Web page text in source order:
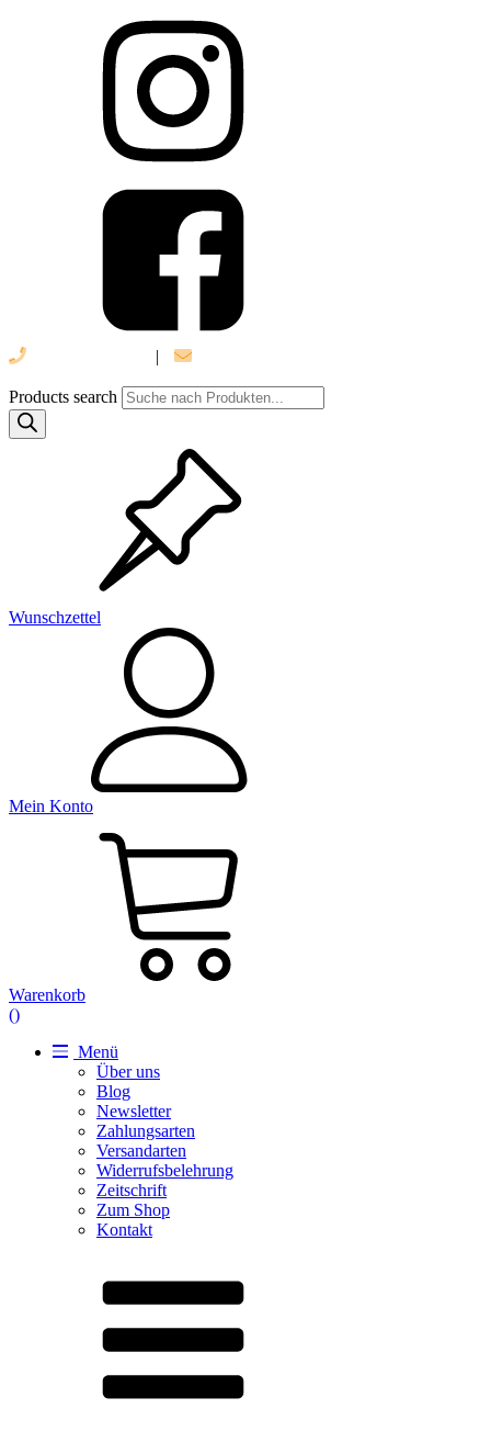
|
Products search
Wunschzettel
Mein Konto
Warenkorb
()
Menü
Über uns
Blog
Newsletter
Zahlungsarten
Versandarten
Widerrufsbelehrung
Zeitschrift
Zum Shop
Kontakt